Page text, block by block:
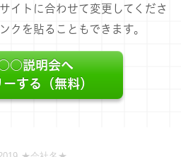
イトに合わせて変更してくださ
クを貼ることもできます。
明会へ
する（無料）